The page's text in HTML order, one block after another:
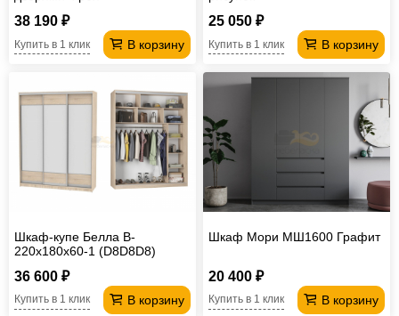
38 190 ₽
В корзину
Купить в 1 клик
25 050 ₽
В корзину
Купить в 1 клик
Шкаф-купе Белла B-
220х180х60-1 (D8D8D8)
36 600 ₽
В корзину
Купить в 1 клик
Шкаф Мори МШ1600 Графит
20 400 ₽
В корзину
Купить в 1 клик